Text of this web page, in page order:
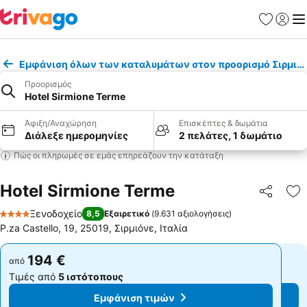
Εμφάνιση όλων των καταλυμάτων στον προορισμό
Προορισμός
Hotel Sirmione Terme
Άφιξη/Αναχώρηση
Διάλεξε ημερομηνίες
Επισκέπτες & δωμάτια
2 πελάτες, 1 δωμάτιο
Πώς οι πληρωμές σε εμάς επηρεάζουν την κατάταξη
Hotel Sirmione Terme
4 Αστέρια
Ξενοδοχείο 8,5 Εξαιρετικό (9.631 αξιολογήσεις)
P.za Castello, 19, 25019, Σιρμιόνε, Ιταλία
από 194 €
Τιμές από 5 ιστότοπους
Εμφάνιση τιμών
από 194 €
Τιμές από 5 ιστότοπους
Εμφάνιση τιμών